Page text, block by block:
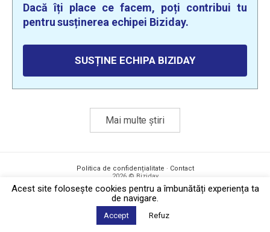
Dacă îți place ce facem, poți contribui tu
pentru susținerea echipei Biziday.
SUSȚINE ECHIPA BIZIDAY
Mai multe știri
Politica de confidențialitate · Contact
2026 © Biziday
Acest site foloseşte cookies pentru a îmbunătăți experiența ta
de navigare.
Accept Refuz